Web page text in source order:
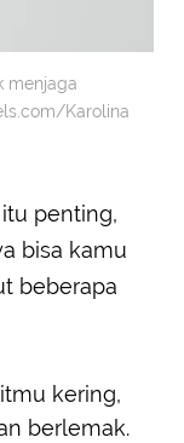
menjaga
Karolina
penting,
bisa kamu
beberapa
kering,
berlemak.